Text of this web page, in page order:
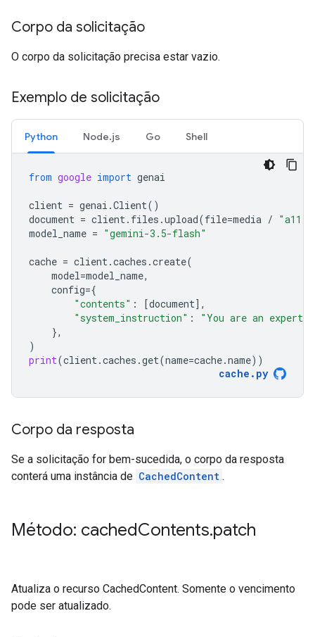
Corpo da solicitação
O corpo da solicitação precisa estar vazio.
Exemplo de solicitação
Python Node.js Go Shell
from google import genai
client = genai .Client()
document = client. files .upload(file=media /
model_name = "gemini-3.5-flash"
cache = client.caches .create(
model=model_name,
config={
"contents" : [document],
"system_instruction" :
"You are an expert
},
)
print(client.caches .get(name=cache.name))
cache . py
Corpo da resposta
Se a solicitação for bem-sucedida, o corpo da resposta
conterá uma instância de CachedContent .
Método: cachedContents.patch
Atualiza o recurso CachedContent. Somente o vencimento
pode ser atualizado.